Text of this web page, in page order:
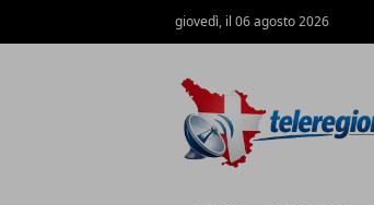
giovedì, il 06 agosto 2026